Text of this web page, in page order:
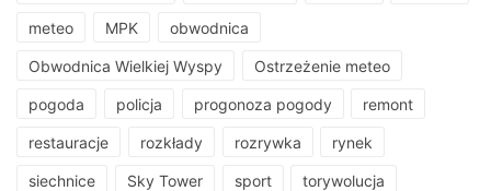
meteo MPK obwodnica
Obwodnica Wielkiej Wyspy Ostrzeżenie meteo
pogoda policja progonoza pogody remont
restauracje rozkłady rozrywka rynek
siechnice Sky Tower sport torywolucja